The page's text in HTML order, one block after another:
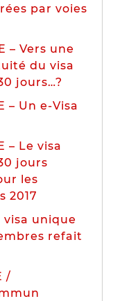
par voies
– Vers une
du visa
jours…?
– Un e-Visa
– Le visa
jours
les
2017
visa unique
refait
/